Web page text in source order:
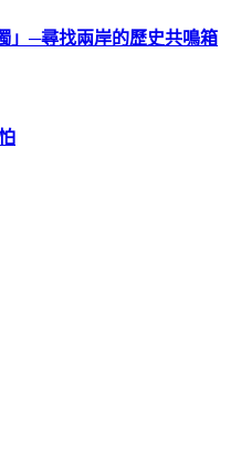
」─尋找兩岸的歷史共鳴箱